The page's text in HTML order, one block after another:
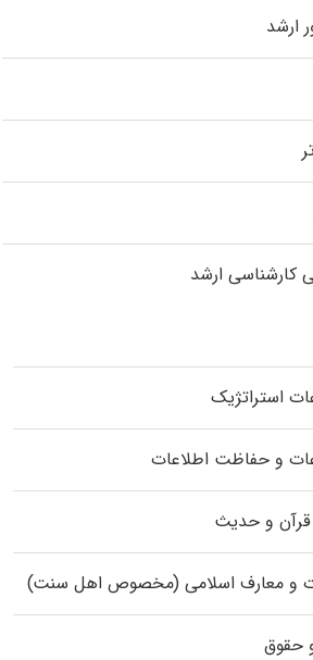
ارشد
کارشناسی ارشد
استراتژیک
و حفاظت اطلاعات
قرآن و حدیث
و معارف اسلامی (مخصوص اهل سنت)
حقوق